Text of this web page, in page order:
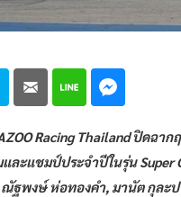
Racing Thailand ปิดฉ
ละแชมป์ประจำปีในรุ่น Super
ฐพงษ์ ห่อทองคำ, มานัต กุละ